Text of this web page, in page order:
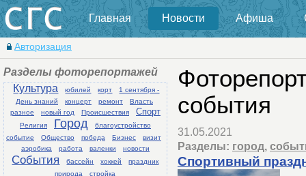
Главная Новости Афиша
Авторизация
Разделы фоторепортажей
Культура юбилей корт
1 сентября -
День знаний
концерт ремонт
Власть
разное
новый год Происшествия Спорт
Религия Город
благоустройство
событие
Общество победа Бизнес
визит
аэробика
работа валенки новости
События бассейн хоккей
праздник
природа
стройка
события
31.05.2021
Разделы: город,
Спортивный